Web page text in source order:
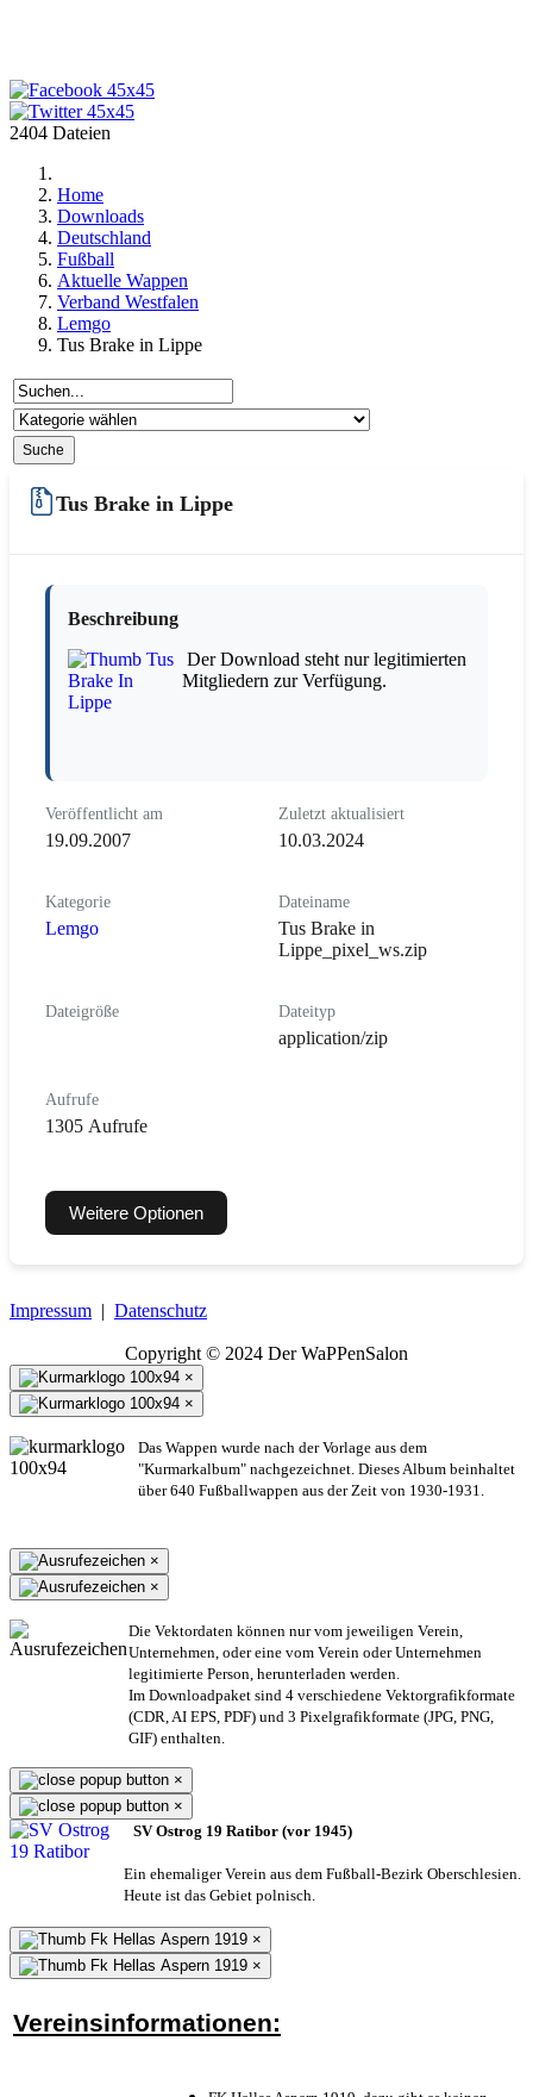
2404 Dateien
Home
Downloads
Deutschland
Fußball
Aktuelle Wappen
Verband Westfalen
Lemgo
Tus Brake in Lippe
Tus Brake in Lippe
Beschreibung
Der Download steht nur legitimierten
Mitgliedern zur Verfügung.
Veröffentlicht am
19.09.2007
Zuletzt aktualisiert
10.03.2024
Kategorie
Lemgo
Dateiname
Tus Brake in
Lippe_pixel_ws.zip
Dateigröße Dateityp
application/zip
Aufrufe
1305 Aufrufe
Weitere Optionen
Impressum | Datenschutz
Copyright © 2024 Der WaPPenSalon
×
×
Das Wappen wurde nach der Vorlage aus dem
"Kurmarkalbum" nachgezeichnet. Dieses Album beinhaltet
über 640 Fußballwappen aus der Zeit von 1930-1931.
×
×
Die Vektordaten können nur vom jeweiligen Verein,
Unternehmen, oder eine vom Verein oder Unternehmen
legitimierte Person, herunterladen werden.
Im Downloadpaket sind 4 verschiedene Vektorgrafikformate
(CDR, AI EPS, PDF) und 3 Pixelgrafikformate (JPG, PNG,
GIF) enthalten.
×
×
SV Ostrog 19 Ratibor (vor 1945)
Ein ehemaliger Verein aus dem Fußball-Bezirk Oberschlesien.
Heute ist das Gebiet polnisch.
×
×
Vereinsinformationen: